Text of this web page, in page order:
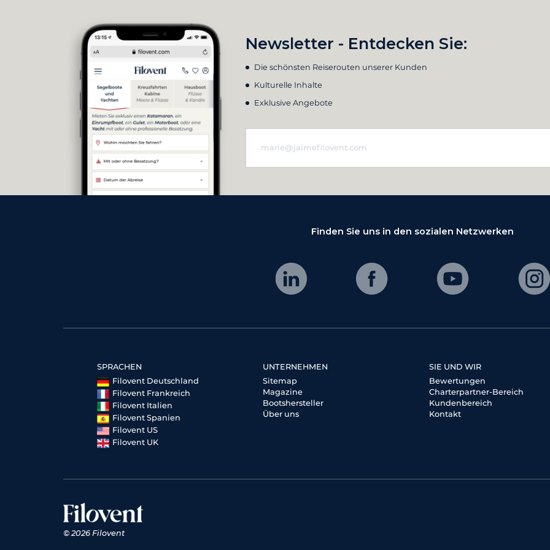
Newsletter - Entdecken Sie:
Die schönsten Reiserouten unserer Kunden
Kulturelle Inhalte
Exklusive Angebote
Finden Sie uns in den sozialen Netzwerken
SPRACHEN
Filovent Deutschland
Filovent Frankreich
Filovent Italien
Filovent Spanien
Filovent US
Filovent UK
UNTERNEHMEN
Sitemap
Magazine
Bootshersteller
Über uns
SIE UND WIR
Bewertungen
Charterpartner-Bereich
Kundenbereich
Kontakt
© 2026 Filovent